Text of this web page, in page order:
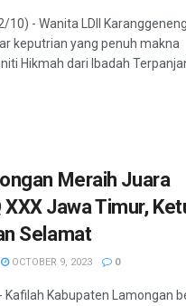
10) - Wanita LDII Karanggeneng
keputrian yang penuh makna
Hikmah dari Ibadah
Meraih Juara
Jawa Timur,
Selamat
OCTOBER 9, 2023 0
Kafilah Kabupaten Lamongan